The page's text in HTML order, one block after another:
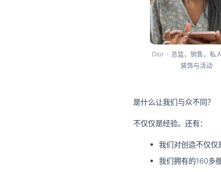
Dior - 总监，销售，私
装饰与活动
是什么让我们与众不同？
不仅仅是经验。还有：
我们对创造不仅仅
我们拥有的160多